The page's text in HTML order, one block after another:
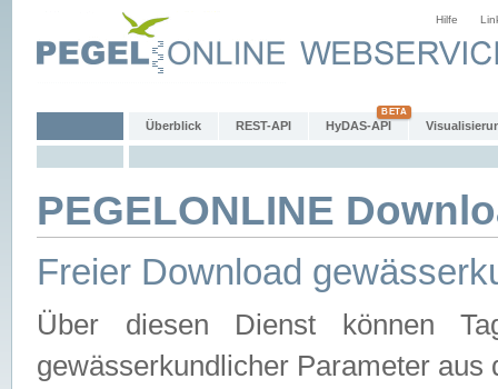
Hilfe
Überblick REST-API HyDAS-API
PEGELONLINE
Freier Download
Über diesen Dienst können
gewässerkundlicher Parameter aus